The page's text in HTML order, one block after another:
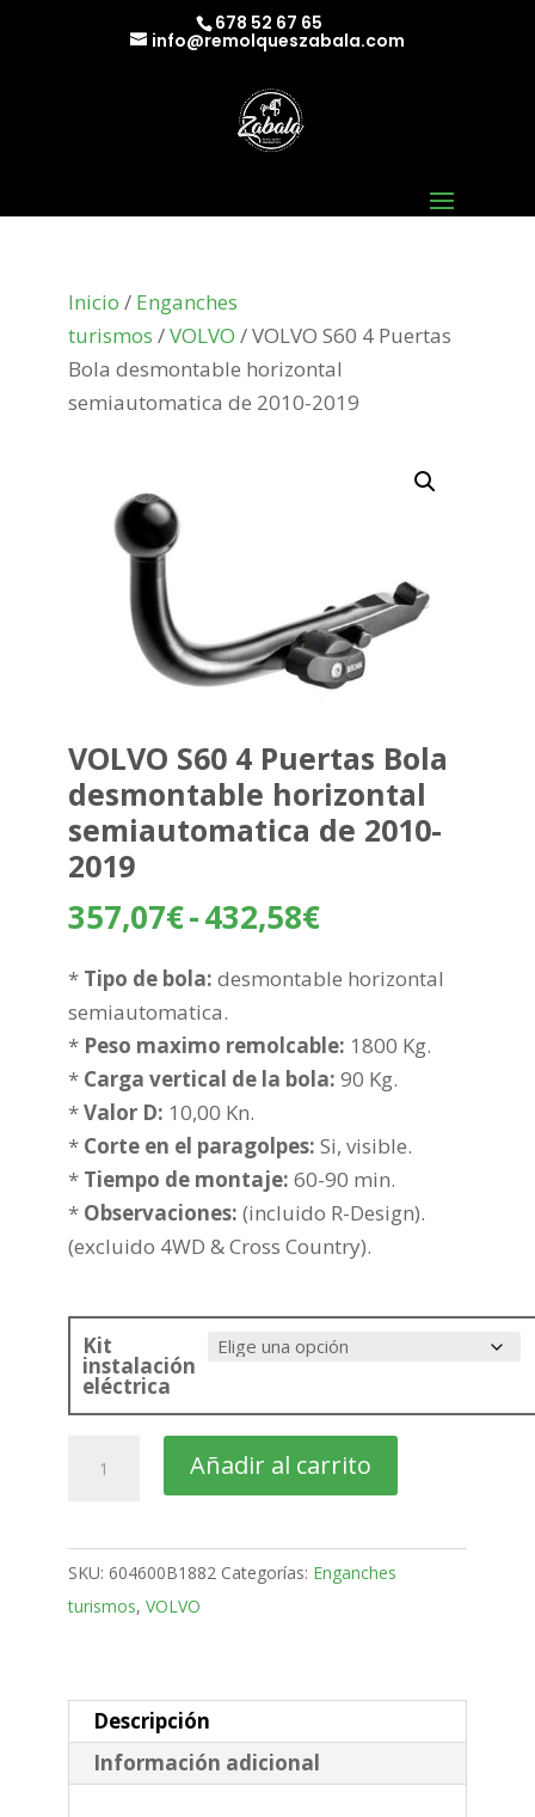
678 52 67 65
info@remolqueszabala.com
Inicio / Enganches
turismos /VOLVO / VOLVO S60 4 Puertas
Bola desmontable horizontal
semiautomatica de 2010-2019
VOLVO S60 4 Puertas Bola
desmontable horizontal
semiautomatica de 2010-
2019
357,07€-432,58€Rango
precios:
357,07€
hasta
* Tipo de bola: desmontable horizontal
semiautomatica.
* Peso maximo remolcable: 1800 Kg.
* Carga vertical de la bola: 90 Kg.
*Valor D: 10,00 Kn.
* Corte en el paragolpes: Si, visible.
* Tiempo de montaje: 60-90 min.
* Observaciones: (incluido R-Design).
(excluido 4WD & Cross Country).
Kit
instalación
eléctrica
Puertas
Bola
desmontable
2010-
2019
Añadir al carrito
SKU: 604600B1882 Categorías: Enganches
turismos, VOLVO
Descripción
Información adicional